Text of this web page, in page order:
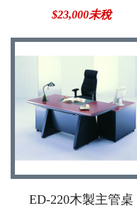
$23,000未稅
ED-220木製主管桌